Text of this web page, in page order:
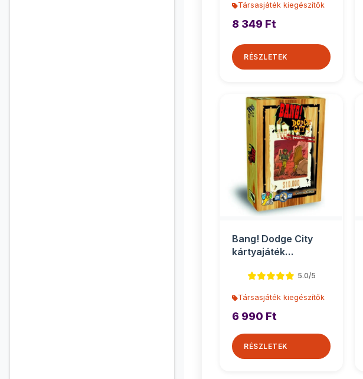
Társasjáték kiegészítők
8 349 Ft
RÉSZLETEK
Bang! Dodge City
kártyajáték
5.0/5
Társasjáték kiegészítők
6 990 Ft
RÉSZLETEK